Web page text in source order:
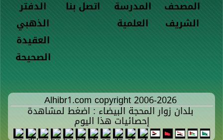
الدفتر
الذهبي
اتصل بنا
المدرسة
العلمية
المصحف
الشريف
العقيدة
الصحيحة
Alhibr1.com copyright 2006-2026
بلدان زوار المحجة البيضاء : اضغط لمشاهدة
إحصائيات هذا اليوم